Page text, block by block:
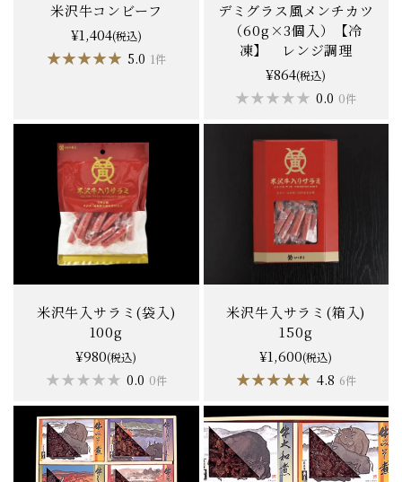
米沢牛コンビーフ
¥1,404(税込)
★★★★★
★★★★★ 5.0 1件
デミグラス風メンチカツ
（60g×3個入）【冷
凍】 レンジ調理
¥864(税込)
★★★★★
★★★★★ 0.0 0件
米沢牛入サラミ(袋入)
100g
¥980(税込)
★★★★★
★★★★★ 0.0 0件
米沢牛入サラミ(箱入)
150g
¥1,600(税込)
★★★★★
★★★★★ 4.8 6件